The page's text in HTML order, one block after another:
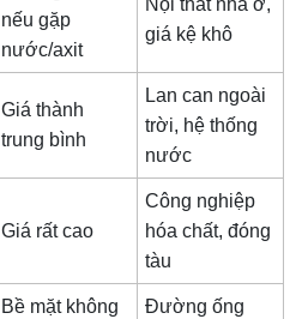
nếu gặp
nước/axit
Nội thất nhà ở,
giá kệ khô
Giá thành
trung bình
Lan can ngoài
trời, hệ thống
nước
Giá rất cao
Công nghiệp
hóa chất, đóng
tàu
Bề mặt không
Đường ống